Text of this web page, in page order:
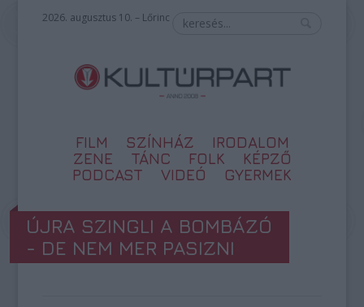
2026. augusztus 10. – Lőrinc
FILM SZÍNHÁZ
IRODALOM
ZENE
TÁNC FOLK
KÉPZŐ
PODCAST
VIDEÓ GYERMEK
ÚJRA SZINGLI A BOMBÁZÓ
- DE NEM MER PASIZNI